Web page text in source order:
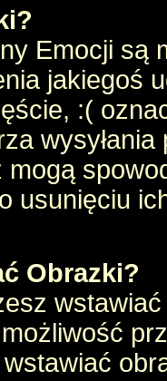
Emocji są
jakiegoś
:(
usunięciu
Obrazki?